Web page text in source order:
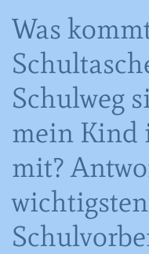
Was
Schulweg
mein Kind
mit?